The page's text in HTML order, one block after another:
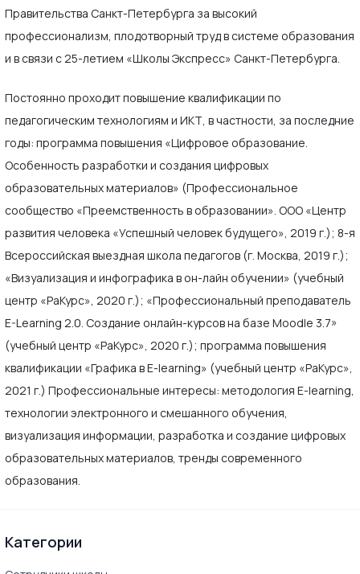
Правительства Санкт-Петербурга за высокий
профессионализм, плодотворный труд в системе образования
и в связи с 25-летием «Школы Экспресс» Санкт-Петербурга.
Постоянно проходит повышение квалификации по
педагогическим технологиям и ИКТ, в частности, за последние
годы: программа повышения «Цифровое образование.
Особенность разработки и создания цифровых
образовательных материалов» (Профессиональное
сообщество «Преемственность в образовании». ООО «Центр
развития человека «Успешный человек будущего», 2019 г.); 8-я
Всероссийская выездная школа педагогов (г. Москва, 2019 г.);
«Визуализация и инфографика в он-лайн обучении» (учебный
центр «РаКурс», 2020 г.); «Профессиональный преподаватель
E-Learning 2.0. Создание онлайн-курсов на базе Moodle 3.7»
(учебный центр «РаКурс», 2020 г.); программа повышения
квалификации «Графика в E-learning» (учебный центр «РаКурс»,
2021 г.) Профессиональные интересы: методология E-learning,
технологии электронного и смешанного обучения,
визуализация информации, разработка и создание цифровых
образовательных материалов, тренды современного
образования.
Категории